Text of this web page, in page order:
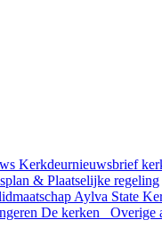
Kerkdeurnieuwsbrief
& Plaatselijke regeling
Aylva State
De kerken Overige